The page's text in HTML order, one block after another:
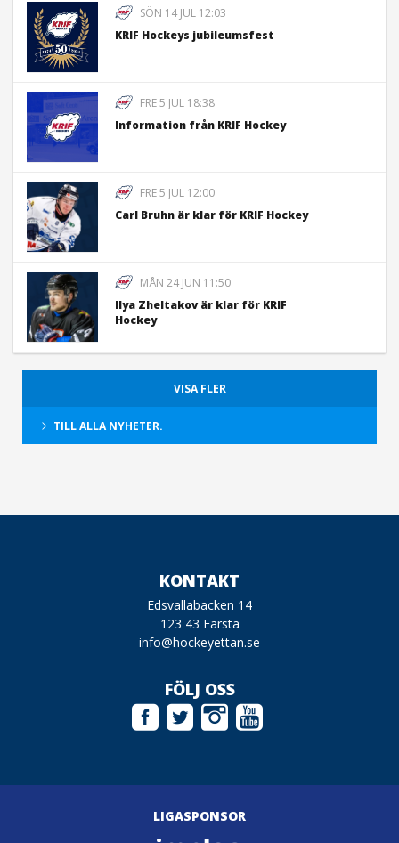
SÖN 14 JUL 12:03
KRIF Hockeys jubileumsfest
FRE 5 JUL 18:38
Information från KRIF Hockey
FRE 5 JUL 12:00
Carl Bruhn är klar för KRIF Hockey
MÅN 24 JUN 11:50
Ilya Zheltakov är klar för KRIF
Hockey
VISA FLER
TILL ALLA NYHETER.
KONTAKT
Edsvallabacken 14
123 43 Farsta
info@hockeyettan.se
FÖLJ OSS
LIGASPONSOR